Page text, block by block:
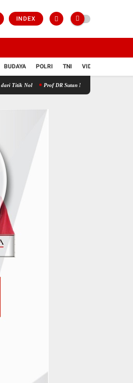
INDEX
BUDAYA POLRI TNI VIDIO
Prof DR Sutan Nasomal Meminta Ketua Umum